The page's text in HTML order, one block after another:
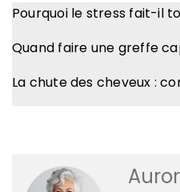
Pourquoi le stress fait-il
Quand faire une greffe
La chute des cheveux :